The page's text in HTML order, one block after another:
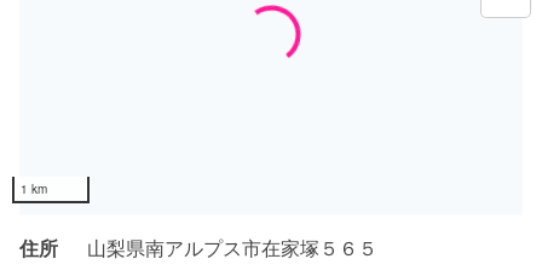
住所 山梨県南アルプス市在家塚５６５
Loading...
1 km